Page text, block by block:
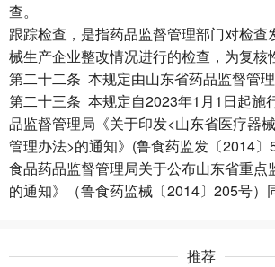
查。
跟踪检查，是指药品监督管理部门对检查
械生产企业整改情况进行的检查，为复核
第二十二条 本规定由山东省药品监督管理
第二十三条 本规定自2023年1月1日起施
品监督管理局《关于印发<山东省医疗器
管理办法>的通知》(鲁食药监发〔2014
食品药品监督管理局关于公布山东省重点
的通知》（鲁食药监械〔2014〕205号）
推荐